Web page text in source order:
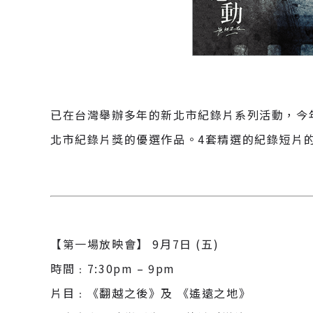
已在台灣舉辦多年的新北市紀錄片系列活動，
北市紀錄片獎的優選作品。4套精選的紀錄短片
【第一場放映會】 9月7日 (五)
時間﹕7:30pm – 9pm
片目﹕《翻越之後》及 《遙遠之地》